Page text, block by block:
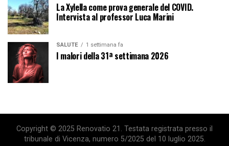
La Xylella come prova generale del COVID.
Intervista al professor Luca Marini
SALUTE 1 settimana fa
I malori della 31ª settimana 2026
Copyright © 2025 Renovatio 21. Testata registrata presso il
tribunale di Vicenza, numero 5/2025 del 10 luglio 2025.